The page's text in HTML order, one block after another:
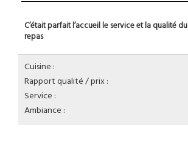
C’était parfait l’accueil le service et la qualité du
repas
Cuisine :
Rapport qualité / prix :
Service :
Ambiance :